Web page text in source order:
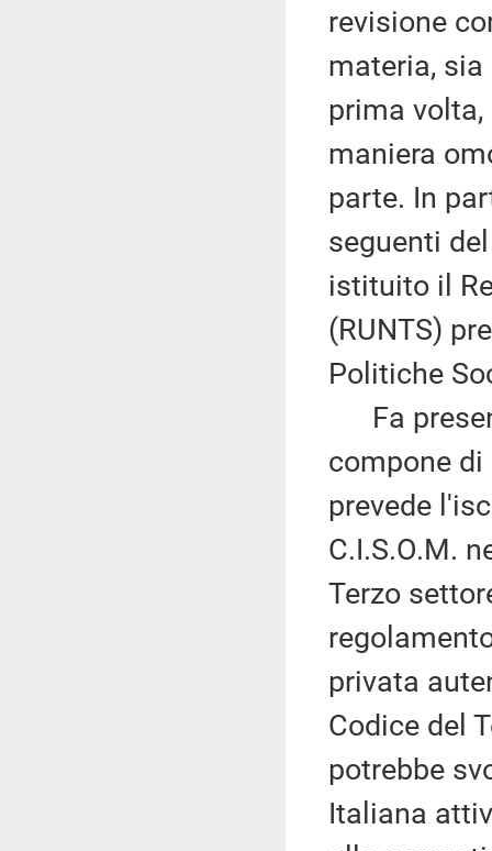
revisione
materia,
prima volta,
maniera
parte. In
seguenti
istituito il
(RUNTS)
Politiche
Fa
compone
prevede
C.I.S.O.M.
Terzo
privata
Codice del
potrebbe
Italiana